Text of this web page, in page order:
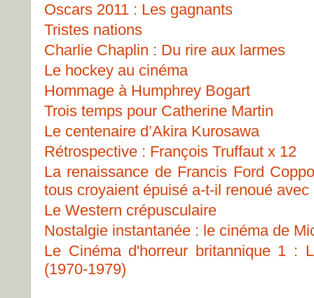
Oscars 2011 : Les gagnants
Tristes nations
Charlie Chaplin : Du rire aux larmes
Le hockey au cinéma
Hommage à Humphrey Bogart
Trois temps pour Catherine Martin
Le centenaire d’Akira Kurosawa
Rétrospective : François Truffaut x 12
La renaissance de Francis Ford
tous croyaient épuisé a-t-il renoué
Le Western crépusculaire
Nostalgie instantanée : le cinéma de
Le Cinéma d'horreur britannique 1 :
(1970-1979)